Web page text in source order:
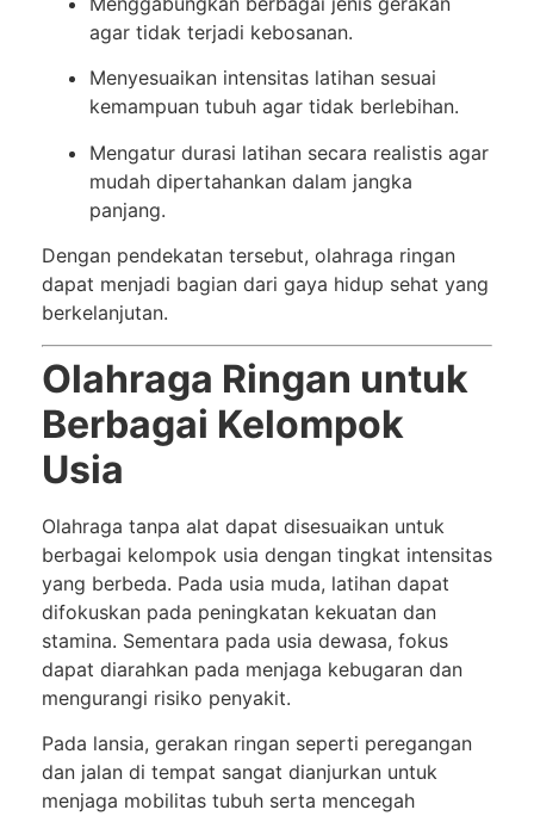
agar tidak terjadi kebosanan.
Menyesuaikan intensitas latihan sesuai
kemampuan tubuh agar tidak berlebihan.
Mengatur durasi latihan secara realistis agar
mudah dipertahankan dalam jangka
panjang.
Dengan pendekatan tersebut, olahraga ringan
dapat menjadi bagian dari gaya hidup sehat yang
berkelanjutan.
Olahraga Ringan untuk
Berbagai Kelompok
Usia
Olahraga tanpa alat dapat disesuaikan untuk
berbagai kelompok usia dengan tingkat intensitas
yang berbeda. Pada usia muda, latihan dapat
difokuskan pada peningkatan kekuatan dan
stamina. Sementara pada usia dewasa, fokus
dapat diarahkan pada menjaga kebugaran dan
mengurangi risiko penyakit.
Pada lansia, gerakan ringan seperti peregangan
dan jalan di tempat sangat dianjurkan untuk
menjaga mobilitas tubuh serta mencegah